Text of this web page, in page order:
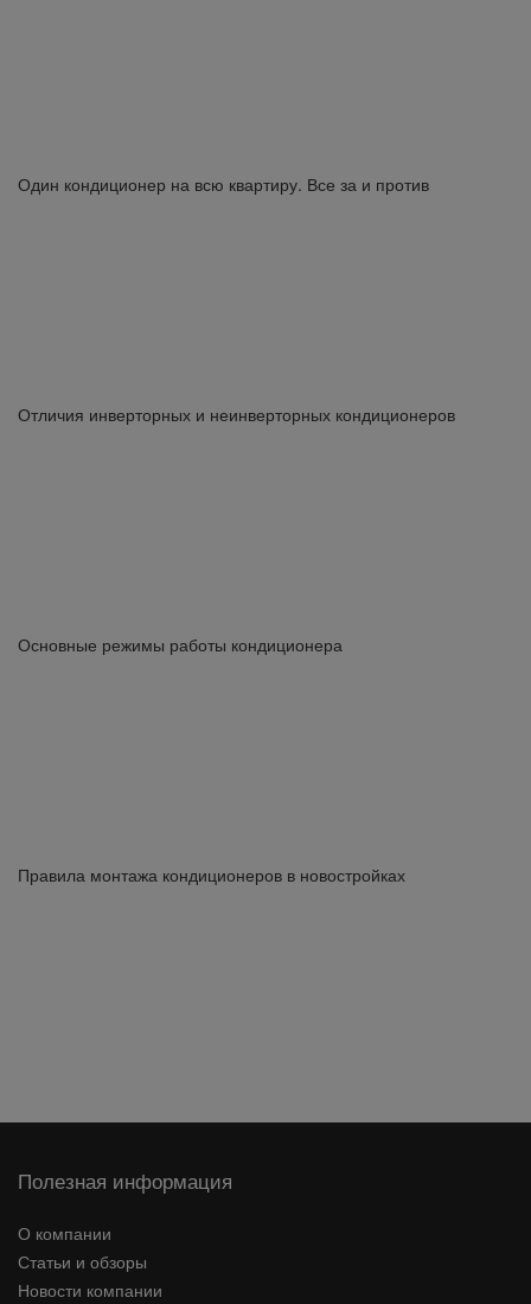
Один кондиционер на всю квартиру. Все за и против
Отличия инверторных и неинверторных кондиционеров
Основные режимы работы кондиционера
Правила монтажа кондиционеров в новостройках
Полезная информация
О компании
Статьи и обзоры
Новости компании